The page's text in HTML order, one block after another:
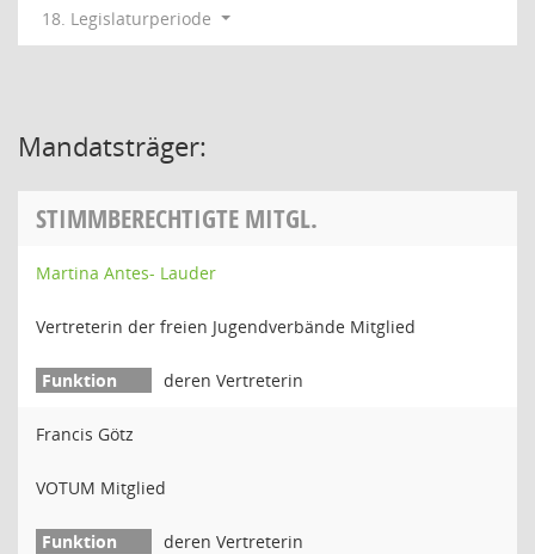
18. Legislaturperiode
Mandatsträger:
STIMMBERECHTIGTE MITGL.
Martina Antes- Lauder
Vertreterin der freien Jugendverbände Mitglied
deren Vertreterin
Francis Götz
VOTUM Mitglied
deren Vertreterin